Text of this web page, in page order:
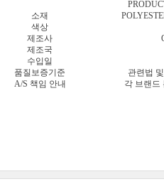
소재
색상
제조사
제조국
수입일
품질보증기준
관련법
A/S 책임 안내
각 브랜드